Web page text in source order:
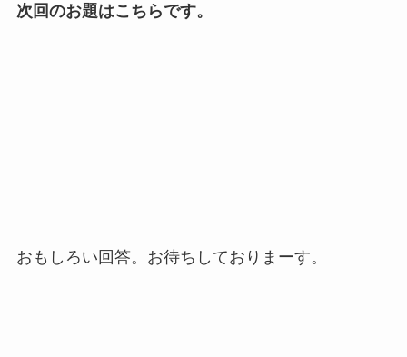
次回のお題はこちらです。
おもしろい回答。お待ちしておりまーす。